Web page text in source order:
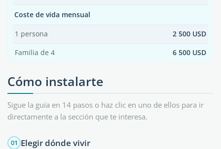
Coste de vida mensual
1 persona 2 500 USD
Familia de 4 6 500 USD
Cómo instalarte
Sigue la guía en 14 pasos o haz clic en uno de ellos para ir
directamente a la sección que te interesa.
01 Elegir dónde vivir